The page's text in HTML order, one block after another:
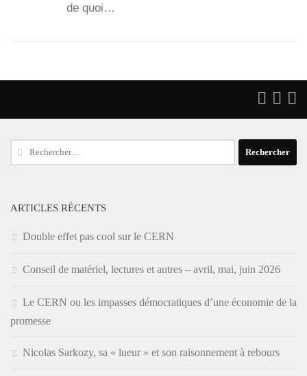
de quoi…
Rechercher :
ARTICLES RÉCENTS
Double effet pas cool sur le CERN
Conseil de matériel, lectures et autres – avril, mai, juin 2026
Le CERN ou les impasses démocratiques d’une économie de la
promesse
Nicolas Sarkozy, sa « lueur » et son raisonnement à rebours